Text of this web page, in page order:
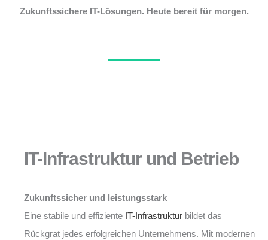
Zukunftssichere IT-Lösungen. Heute bereit für morgen.
IT-Infrastruktur und Betrieb
Zukunftssicher und leistungsstark
Eine stabile und effiziente IT-Infrastruktur bildet das
Rückgrat jedes erfolgreichen Unternehmens. Mit modernen